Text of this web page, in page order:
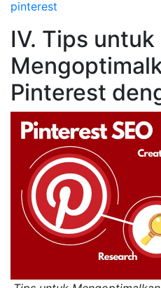
pinterest
IV. Tips untuk
Pinterest